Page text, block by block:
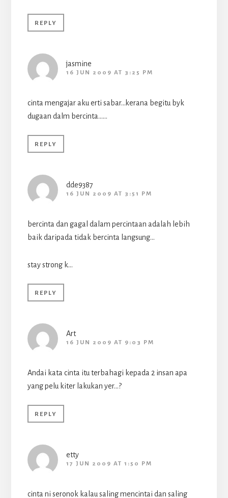
REPLY
jasmine
16 JUN 2009 AT 3:25 PM
cinta mengajar aku erti sabar…kerana begitu byk
dugaan dalm bercinta……
REPLY
dde9387
16 JUN 2009 AT 3:51 PM
bercinta dan gagal dalam percintaan adalah lebih
baik daripada tidak bercinta langsung…
stay strong k…
REPLY
Art
16 JUN 2009 AT 9:03 PM
Andai kata cinta itu terbahagi kepada 2 insan apa
yang pelu kiter lakukan yer…?
REPLY
etty
17 JUN 2009 AT 1:50 PM
cinta ni seronok kalau saling mencintai dan saling